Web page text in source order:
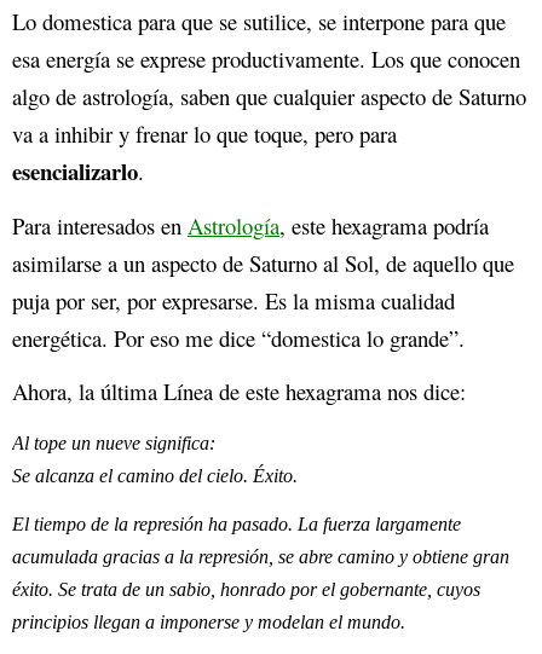
Lo domestica para que se sutilice, se interpone para que
esa energía se exprese productivamente. Los que conocen
algo de astrología, saben que cualquier aspecto de Saturno
va a inhibir y frenar lo que toque, pero para
esencializarlo.
Para interesados en Astrología, este hexagrama podría
asimilarse a un aspecto de Saturno al Sol, de aquello que
puja por ser, por expresarse. Es la misma cualidad
energética. Por eso me dice “domestica lo grande”.
Ahora, la última Línea de este hexagrama nos dice:
Al tope un nueve significa:
Se alcanza el camino del cielo. Éxito.
El tiempo de la represión ha pasado. La fuerza largamente
acumulada gracias a la represión, se abre camino y obtiene gran
éxito. Se trata de un sabio, honrado por el gobernante, cuyos
principios llegan a imponerse y modelan el mundo.